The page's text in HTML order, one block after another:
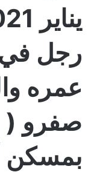
رجل
عمره
صفرو (
بمسكن